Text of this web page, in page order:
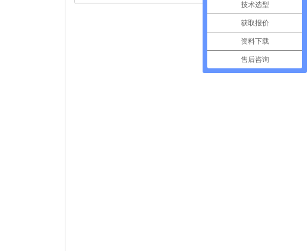
技术选型
获取报价
资料下载
售后咨询